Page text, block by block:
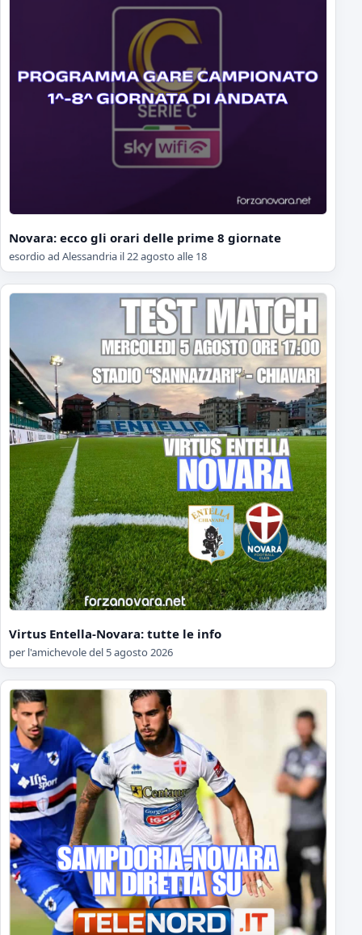
Novara: ecco gli orari delle prime 8 giornate
esordio ad Alessandria il 22 agosto alle 18
Virtus Entella-Novara: tutte le info
per l'amichevole del 5 agosto 2026